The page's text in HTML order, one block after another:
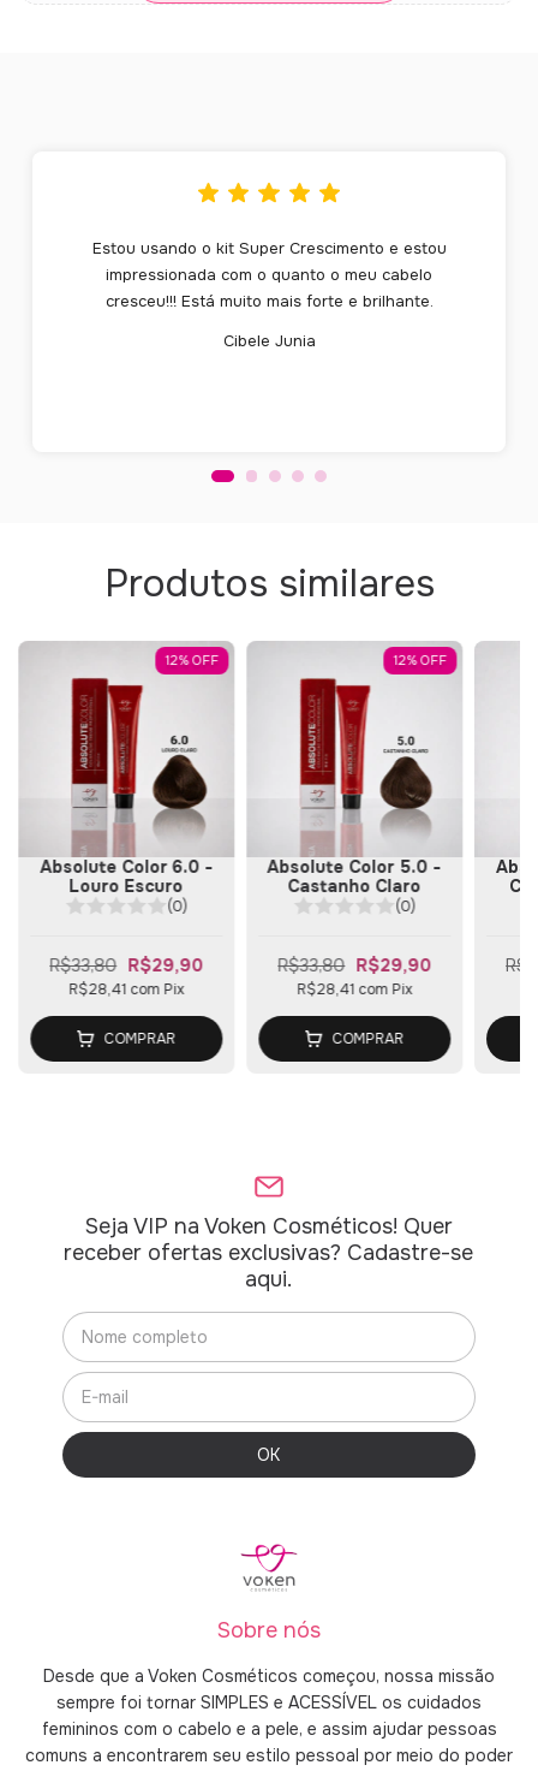
Estou usando o kit Super Crescimento e estou
impressionada com o quanto o meu cabelo
cresceu!!! Está muito mais forte e brilhante.
Cibele Junia
Produtos similares
12%OFF
Absolute Color 6.0 -
Louro Escuro
(0)
R$33,80 R$29,90
R$28,41 com Pix
COMPRAR
12%OFF
Absolute Color 5.0 -
Castanho Claro
(0)
R$33,80 R$29,90
R$28,41 com Pix
COMPRAR
Seja VIP na Voken Cosméticos! Quer
receber ofertas exclusivas? Cadastre-se
aqui.
Sobre nós
Desde que a Voken Cosméticos começou, nossa missão
sempre foi tornar SIMPLES e ACESSÍVEL os cuidados
femininos com o cabelo e a pele, e assim ajudar pessoas
comuns a encontrarem seu estilo pessoal por meio do poder